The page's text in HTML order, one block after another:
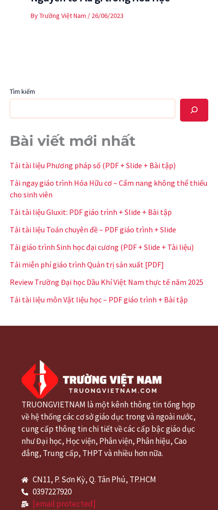
ByTrường Việt Nam / 26/06/2023
Tìm kiếm
Bài viết mới nhất
Tải tài liệu Phương pháp số (PDF + Slide + Bài tập)
Tải ngay giáo trình Hóa Hữu cơ – Cẩm nang không thể thiếu
cho sinh viên
Tải tài liệu Gluxit: PDF giáo trình + Slide + Bài tập
Tải tài liệu Toán chuyên đề – PDF giáo trình + Slide
Tải giáo trình Sinh học đại cương (PDF + Slide + Tài liệu)
Tải miễn phí giáo trình Quản trị sản xuất [PDF]
Review Trường Đại học Dầu Khí Việt Nam thực tế năm 2025
Tải tài liệu môn Vật liệu học – PDF giáo trình + Bài tập
TRUONGVIETNAM là một kênh thông tin tổng hợp
về hệ thống các cơ sở giáo dục trong và ngoài nước,
cung cấp thông tin chi tiết về các cấp bậc giáo dục
như Đại học, Học viện, Phân viện, Phân hiệu, Cao
đẳng, Trung cấp, THPT và nhiều hơn nữa.
CN11, P. Sơn Kỳ, Q. Tân Phú, TP.HCM
0397227920
[email protected]